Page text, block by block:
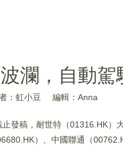
瀾，自動駕
：虹小豆 編輯：Anna
發稿，耐世特（01316.HK
）、中國聯通（